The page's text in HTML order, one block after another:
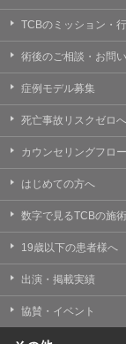
【アクセスログ
TCBグループ
として患者様の
アクセスログ
る統計分析の
用されることは
本プライバシ
す。
変更後のプラ
TCBのミッション・
術後のご相談・お問
症例モデル募集
死亡事故リスクゼロ
カウンセリングフロー
はじめての方へ
数字で見るTCBの施術
19歳以下の患者様へ
出演・掲載実績
協賛・イベント